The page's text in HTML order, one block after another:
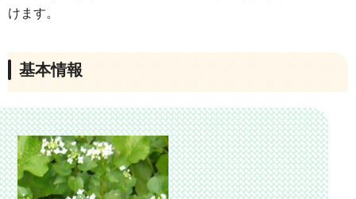
けます。
基本情報